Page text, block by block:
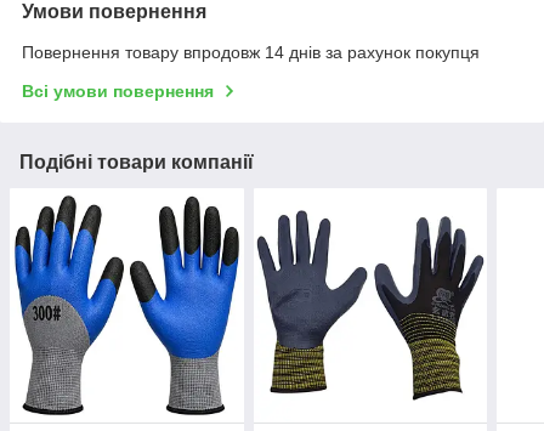
Умови повернення
Повернення товару впродовж 14 днів за рахунок покупця
Всі умови повернення
Подібні товари компанії